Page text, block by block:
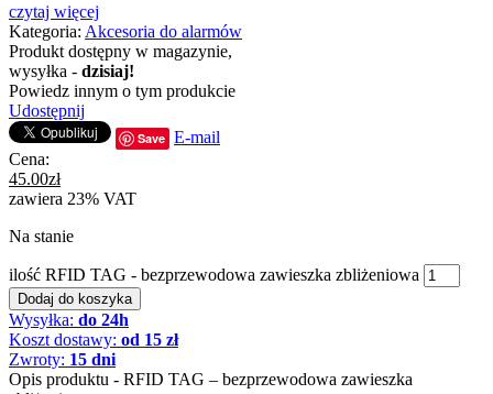
czytaj więcej
Kategoria: Akcesoria do alarmów
Produkt dostępny w magazynie,
wysyłka - dzisiaj!
Powiedz innym o tym produkcie
Udostępnij
Save E-mail
Cena:
45.00zł
zawiera 23% VAT
Na stanie
ilość RFID TAG - bezprzewodowa zawieszka zbliżeniowa
Dodaj do koszyka
Wysyłka: do 24h
Koszt dostawy: od 15 zł
Zwroty: 15 dni
Opis produktu - RFID TAG – bezprzewodowa zawieszka